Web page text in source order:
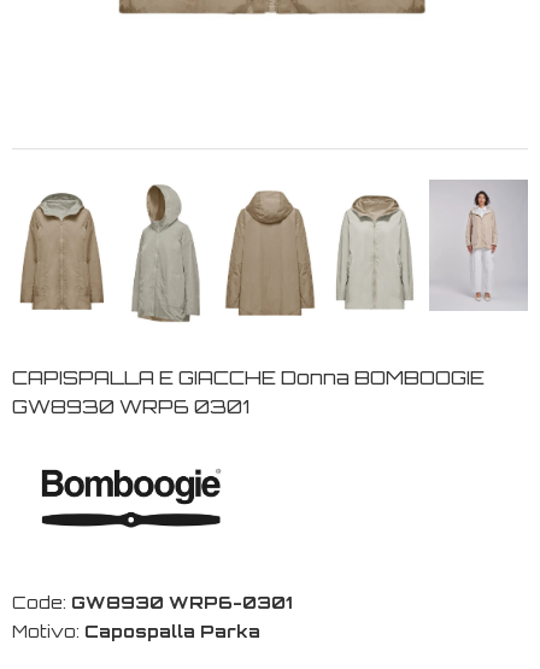
CAPISPALLA E GIACCHE Donna BOMBOOGIE
GW8930 WRP6 0301
Code: GW8930 WRP6-0301
Motivo: Capospalla Parka